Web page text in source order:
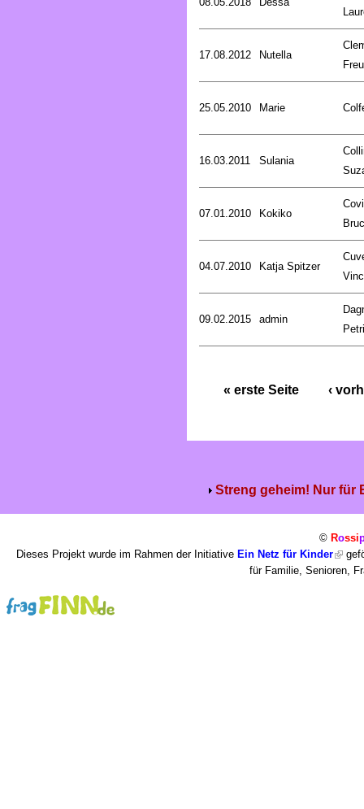
17.08.2012 Nutella
25.05.2010 Marie
16.03.2011 Sulania
07.01.2010 Kokiko
04.07.2010 Katja Spitzer
09.02.2015 admin
« erste Seite ‹
Streng geheim! Nur für
© Rossi
Dieses Projekt wurde im Rahmen der Initiative Ein Netz für Kinder
für Familie, Senioren,